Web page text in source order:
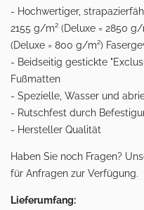
- Hochwertiger,
2155 g/m² (Deluxe = 2850
(Deluxe = 800 g/m²)
- Beidseitig gestickte
Fußmatten
- Spezielle, Wasser und
- Rutschfest durch
- Hersteller Qualität
Haben Sie noch Fragen?
für Anfragen zur Verfügung.
Lieferumfang: